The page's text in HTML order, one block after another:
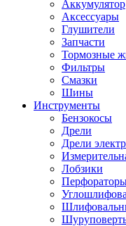
Аккумулятор
Аксессуары
Глушители
Запчасти
Тормозные
Фильтры
Смазки
Шины
Инструменты
Бензокосы
Дрели
Дрели
Лобзики